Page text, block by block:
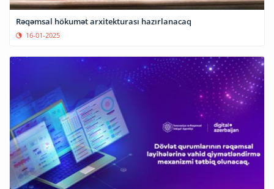
Rəqəmsal hökumət arxitekturası hazırlanacaq
16-01-2025